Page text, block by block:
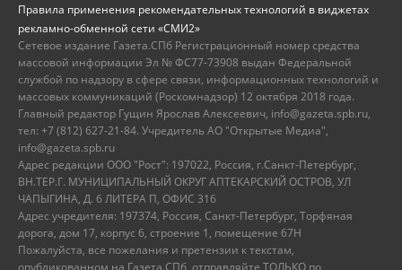
Правила применения рекомендательных технологий в виджетах
рекламно-обменной сети «СМИ2»
Сетевое издание Газета.СПб Регистрационный номер средства
массовой информации Эл № ФС77-73908 выдан Федеральной
службой по надзору в сфере связи, информационных технологий и
массовых коммуникаций (Роскомнадзор) 12 октября 2018 года.
Главный редактор Гущин Ярослав Алексеевич, info@gazeta.spb.ru,
тел: +7 (812) 627-21-84. Учредитель АО "Открытые Медиа",
info@gazeta.spb.ru
Адрес редакции ООО "Рост": 197022, Россия, г.Санкт-Петербург,
ВН.ТЕР.Г. МУНИЦИПАЛЬНЫЙ ОКРУГ АПТЕКАРСКИЙ ОСТРОВ, УЛ
ЧАПЫГИНА, Д. 6 ЛИТЕРА П, ОФИС 316
Адрес учредителя: 197374, Россия, Санкт-Петербург, Торфяная
дорога, дом 17, корпус 6, строение 1, помещение 67Н
Пожалуйста, все пожелания и претензии к текстам,
опубликованном на Газета.СПб, отправляйте ТОЛЬКО по